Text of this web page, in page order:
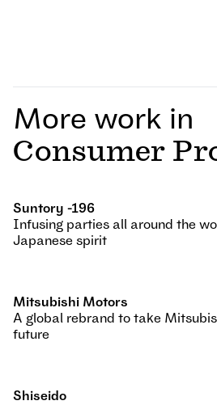
More work in
Consumer
Suntory -196
Infusing parties all around the
Japanese spirit
Mitsubishi Motors
A global rebrand to take
future
Shiseido